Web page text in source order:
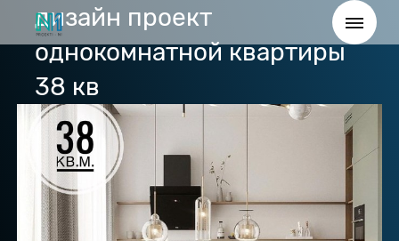
дизайн проект
однокомнатной квартиры
38 кв